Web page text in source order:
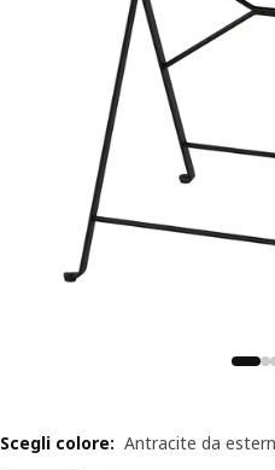
Scegli colore: Antracite da